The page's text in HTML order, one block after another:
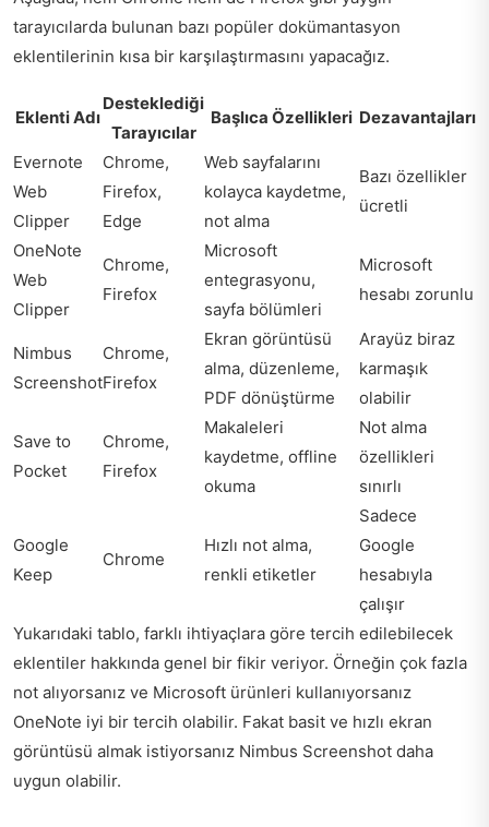
tarayıcılarda bulunan bazı popüler dokümantasyon
eklentilerinin kısa bir karşılaştırmasını yapacağız.
Eklenti Adı
Desteklediği
Tarayıcılar
Başlıca Özellikleri Dezavantajları
Evernote
Web
Clipper
Chrome,
Firefox,
Edge
Web sayfalarını
kolayca kaydetme,
not alma
Bazı özellikler
ücretli
OneNote
Web
Clipper
Chrome,
Firefox
Microsoft
entegrasyonu,
sayfa bölümleri
Microsoft
hesabı zorunlu
Nimbus
Screenshot
Chrome,
Firefox
Ekran görüntüsü
alma, düzenleme,
PDF dönüştürme
Arayüz biraz
karmaşık
olabilir
Save to
Pocket
Chrome,
Firefox
Makaleleri
kaydetme, offline
okuma
Not alma
özellikleri
sınırlı
Google
Keep
Chrome
Hızlı not alma,
renkli etiketler
Sadece
Google
hesabıyla
çalışır
Yukarıdaki tablo, farklı ihtiyaçlara göre tercih edilebilecek
eklentiler hakkında genel bir fikir veriyor. Örneğin çok fazla
not alıyorsanız ve Microsoft ürünleri kullanıyorsanız
OneNote iyi bir tercih olabilir. Fakat basit ve hızlı ekran
görüntüsü almak istiyorsanız Nimbus Screenshot daha
uygun olabilir.